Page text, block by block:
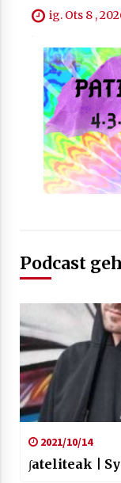
ig. Ots 8 ,
Podcast
2021/10/14
∫ateliteak |